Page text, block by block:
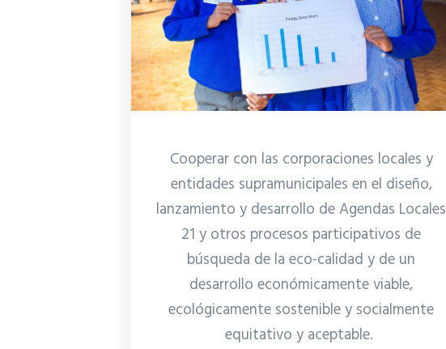
Cooperar con las corporaciones locales y
entidades supramunicipales en el diseño,
lanzamiento y desarrollo de Agendas Locales
21 y otros procesos participativos de
búsqueda de la eco-calidad y de un
desarrollo económicamente viable,
ecológicamente sostenible y socialmente
equitativo y aceptable.